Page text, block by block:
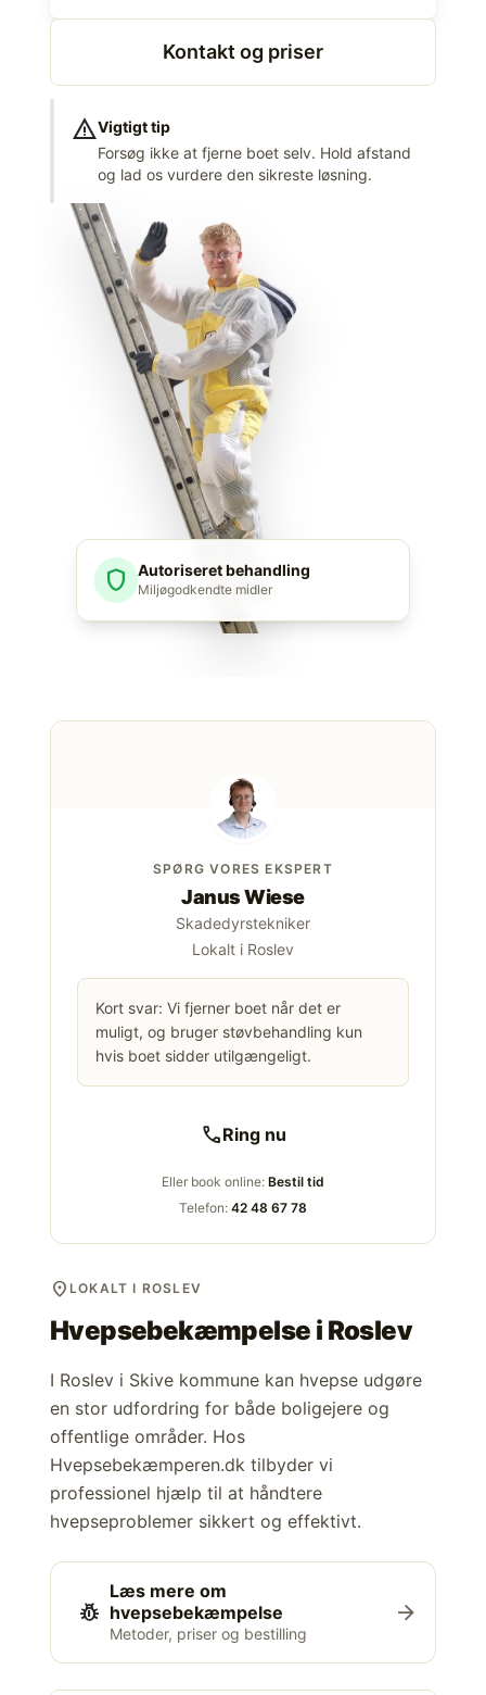
Kontakt og priser
warningVigtigt tip
Forsøg ikke at fjerne boet selv. Hold afstand
og lad os vurdere den sikreste løsning.
shield Autoriseret behandling
Miljøgodkendte midler
SPØRG VORES EKSPERT
Janus Wiese
Skadedyrstekniker
Lokalt i Roslev
Kort svar: Vi fjerner boet når det er
muligt, og bruger støvbehandling kun
hvis boet sidder utilgængeligt.
callRing nu
Eller book online: Bestil tid
Telefon: 42 48 67 78
location_on LOKALT I ROSLEV
Hvepsebekæmpelse i Roslev
I Roslev i Skive kommune kan hvepse udgøre
en stor udfordring for både boligejere og
offentlige områder. Hos
Hvepsebekæmperen.dk tilbyder vi
professionel hjælp til at håndtere
hvepseproblemer sikkert og effektivt.
pest_control
Læs mere om
hvepsebekæmpelse
Metoder, priser og bestilling
arrow_forward